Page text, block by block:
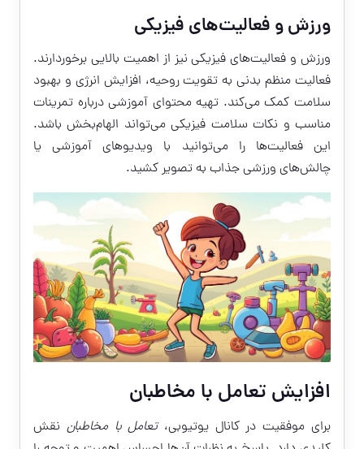
ورزش و فعالیت‌های فیزیکی
ورزش و فعالیت‌های فیزیکی نیز از اهمیت بالایی برخوردارند.
فعالیت منظم بدنی به تقویت روحیه، افزایش انرژی و بهبود
سلامت کمک می‌کند. تهیه محتوای آموزشی درباره تمرینات
مناسب و نکات سلامت فیزیکی می‌تواند الهام‌بخش باشد.
این فعالیت‌ها را می‌توانید با ویدیوهای آموزشی یا
چالش‌های ورزشی جذاب به تصویر کشید.
افزایش تعامل با مخاطبان
برای موفقیت در کانال یوتیوبی،تعامل با مخاطبان نقش